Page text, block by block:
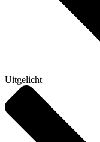
Uitgelicht